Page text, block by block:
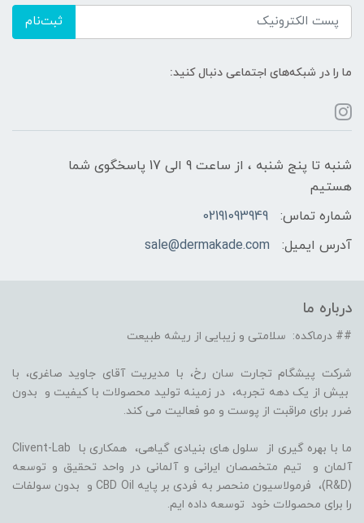
ثبت‌نام
ما را در شبکه‌های اجتماعی دنبال کنید:
شنبه تا پنج شنبه ، از ساعت 9 الی 17 پاسخگوی شما
هستیم
شماره تماس:
02191093949
آدرس ایمیل:
sale@dermakade.com
درباره ما
## درماکده: سلامتی و زیبایی از ریشه طبیعت
شرکت پیشگام تجارت سان رخ، با مدیریت آقای جاوید صاغری، با
بیش از یک دهه تجربه، در زمینه تولید محصولات با کیفیت و بدون
ضرر برای مراقبت از پوست و مو فعالیت می کند.
ما با بهره گیری از سلول های بنیادی گیاهی، همکاری با Clivent-Lab
آلمان و تیم متخصصان ایرانی و آلمانی در واحد تحقیق و توسعه
(R&D)، فرمولاسیون منحصر به فردی بر پایه CBD Oil و بدون سولفات
را برای محصولات خود توسعه داده ایم.